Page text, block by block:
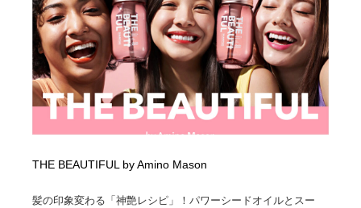
THE BEAUTIFUL by Amino Mason
髪の印象変わる「神艶レシピ」！パワーシードオイルとスー